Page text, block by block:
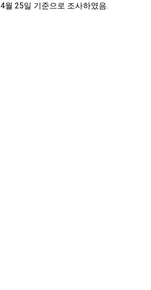
월 25일 기준으로 조사하였음.